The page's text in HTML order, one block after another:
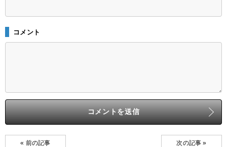
コメント
« 前の記事 次の記事 »